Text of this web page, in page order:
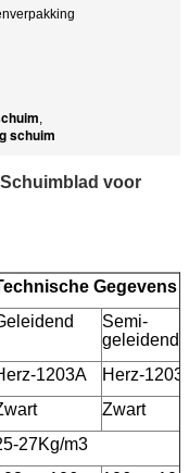
,
schuim
voor
Gegevens
Semi-
geleidend
1203A
Herz-
Zwart
27Kg/m3